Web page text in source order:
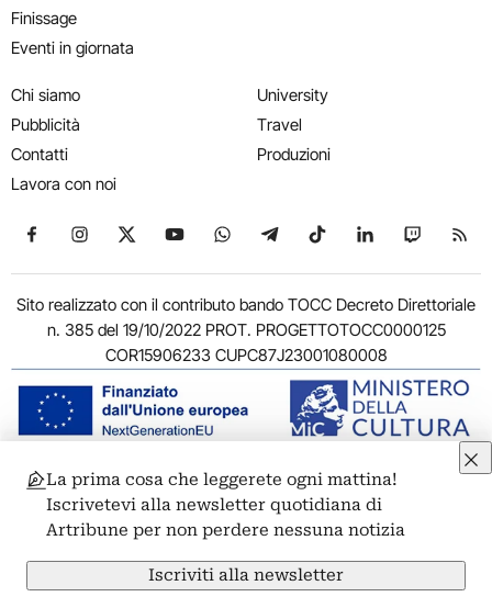
Finissage
Eventi in giornata
Chi siamo
Pubblicità
Contatti
Lavora con noi
University
Travel
Produzioni
Seguici su Facebook
Seguici su Instagram
Seguici su X
Seguici su YouTube
Seguici su WhatsApp
Seguici su Telegram
Seguici su TikTok
Seguici su
Seguici
Sito realizzato con il contributo bando TOCC Decreto Direttoriale
n. 385 del 19/10/2022 PROT. PROGETTOTOCC0000125
COR15906233 CUPC87J23001080008
© 2011-2026 ARTRIBUNE srl – Corso Vittorio Emanuele II, 287 –
00186 Roma - P.I. 11381581005
Privacy: Responsabile della protezione dei dati personali
ARTRIBUNE srl – Corso Vittorio Emanuele II, 287 – 00186 Roma
Termini e condizioniPrivacy PolicyCookie PolicyCredits
La prima cosa che leggerete ogni mattina!
Iscrivetevi alla newsletter quotidiana di
Artribune per non perdere nessuna notizia
Iscriviti alla newsletter